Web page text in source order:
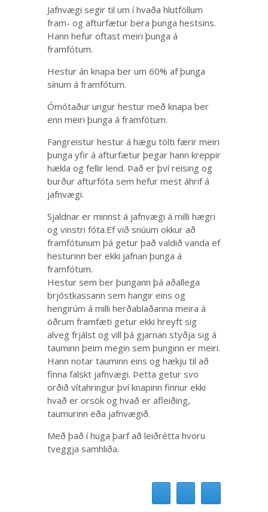
Jafnvægi segir til um í hvaða hlutföllum
fram- og afturfætur bera þunga hestsins.
Hann hefur oftast meiri þunga á
framfótum.
Hestur án knapa ber um 60% af þunga
sínum á framfótum.
Ómótaður ungur hestur með knapa ber
enn meiri þunga á framfótum.
Fangreistur hestur á hægu tölti færir meiri
þunga yfir á afturfætur þegar hann kreppir
hækla og fellir lend. Það er því reising og
burður afturfóta sem hefur mest áhrif á
jafnvægi.
Sjaldnar er minnst á jafnvægi á milli hægri
og vinstri fóta.Ef við snúum okkur að
framfótunum þá getur það valdið vanda ef
hesturinn ber ekki jafnan þunga á
framfótum.
Hestur sem ber þungann þá aðallega
brjóstkassann sem hangir eins og
hengirúm á milli herðablaðanna meira á
öðrum framfæti getur ekki hreyft sig
alveg frjálst og vill þá gjarnan styðja sig á
tauminn þeim megin sem þunginn er meiri.
Hann notar tauminn eins og hækju til að
finna falskt jafnvægi. Þetta getur svo
orðið vítahringur því knapinn finnur ekki
hvað er orsök og hvað er afleiðing,
taumurinn eða jafnvægið.
Með það í huga þarf að leiðrétta hvoru
tveggja samhliða.